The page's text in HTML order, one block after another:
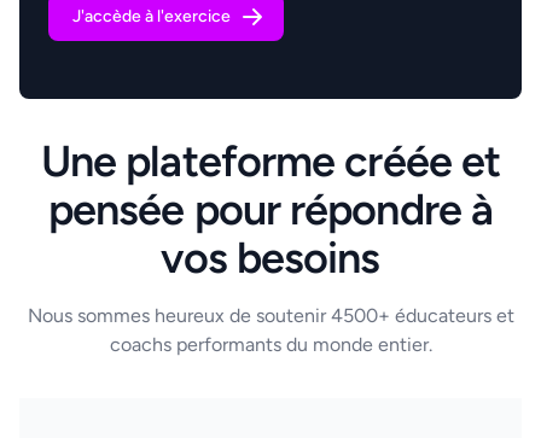
J'accède à l'exercice
Une plateforme créée et
pensée pour répondre à
vos besoins
Nous sommes heureux de soutenir 4500+ éducateurs et
coachs performants du monde entier.